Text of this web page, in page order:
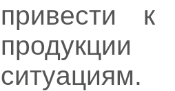
привести к
ситуациям.